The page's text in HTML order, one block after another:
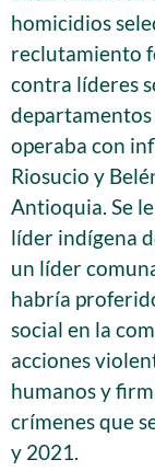
homicidios
reclutamiento
contra líderes
operaba con
Riosucio y
Antioquia. Se
líder indígena
un líder
habría
social en la
acciones
humanos y
crímenes que
y 2021.